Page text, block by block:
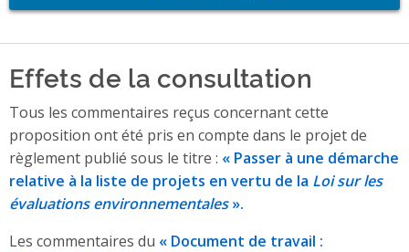
Effets de la consultation
Tous les commentaires reçus concernant cette
proposition ont été pris en compte dans le projet de
règlement publié sous le titre : « Passer à une démarche
relative à la liste de projets en vertu de la Loi sur les
évaluations environnementales».
Les commentaires du « Document de travail :